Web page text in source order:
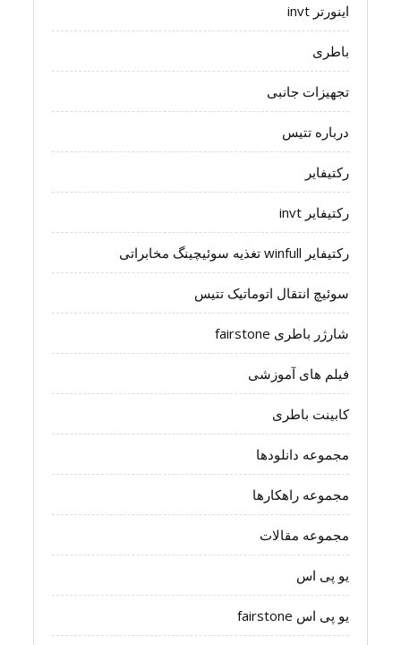
اینورتر invt
باطری
تجهیزات جانبی
درباره تتیس
رکتیفایر
رکتیفایر invt
رکتیفایر winfull تغذیه سوئیچینگ مخابراتی
سوئیچ انتقال اتوماتیک تتیس
شارژر باطری fairstone
فیلم های آموزشی
کابینت باطری
مجموعه دانلودها
مجموعه راهکارها
مجموعه مقالات
یو پی اس
یو پی اس fairstone